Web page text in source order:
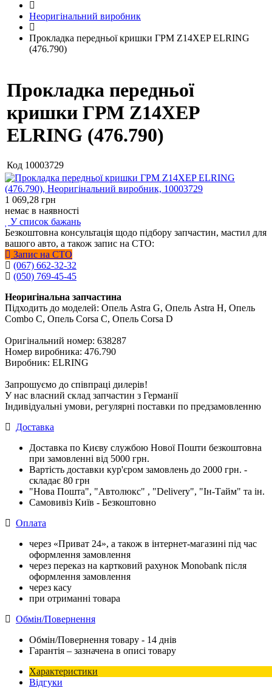
Неоригінальний виробник
Прокладка передньої кришки ГРМ Z14XEP ELRING
(476.790)
Прокладка передньої
кришки ГРМ Z14XEP
ELRING (476.790)
Код 10003729
1 069,28 грн
немає в наявності
У список бажань
Безкоштовна консультація щодо підбору запчастин, мастил для
вашого авто, а також запис на СТО:
Запис на СТО
(067) 662-32-32
(050) 769-45-45
Неоригінальна запчастина
Підходить до моделей: Опель Astra G, Опель Astra H, Опель
Combo C, Опель Corsa C, Опель Corsa D
Оригінальний номер: 638287
Номер виробника: 476.790
Виробник: ELRING
Запрошуємо до співпраці дилерів!
У нас власний склад запчастин з Германії
Індивідуальні умови, регулярні поставки по предзамовленню
Доставка
Доставка по Києву службою Нової Пошти безкоштовна
при замовленні від 5000 грн.
Вартість доставки кур'єром замовлень до 2000 грн. -
складає 80 грн
"Нова Пошта", "Автолюкс" , "Delivery", "Iн-Тайм" та ін.
Самовивіз Київ - Безкоштовно
Оплата
через «Приват 24», а також в інтернет-магазині під час
оформлення замовлення
через переказ на картковий рахунок Monobank після
оформлення замовлення
через касу
при отриманні товара
Обмін/Повернення
Обмін/Повернення товару - 14 днів
Гарантія – зазначена в описі товару
Характеристики
Відгуки